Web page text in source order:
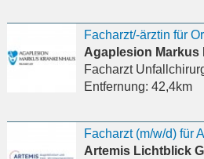
Facharzt
Entfernung: 42,4km
Facharzt (m/w/d) für
Artemis Lichtblick